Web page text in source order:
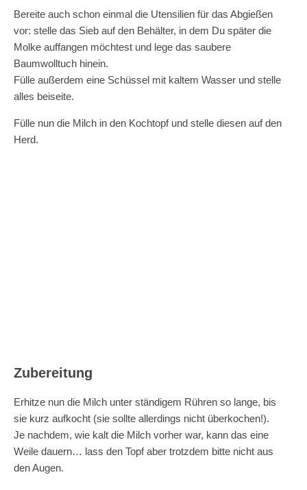
Bereite auch schon einmal die Utensilien für das Abgießen
vor: stelle das Sieb auf den Behälter, in dem Du später die
Molke auffangen möchtest und lege das saubere
Baumwolltuch hinein.
Fülle außerdem eine Schüssel mit kaltem Wasser und stelle
alles beiseite.
Fülle nun die Milch in den Kochtopf und stelle diesen auf den
Herd.
Zubereitung
Erhitze nun die Milch unter ständigem Rühren so lange, bis
sie kurz aufkocht (sie sollte allerdings nicht überkochen!).
Je nachdem, wie kalt die Milch vorher war, kann das eine
Weile dauern… lass den Topf aber trotzdem bitte nicht aus
den Augen.